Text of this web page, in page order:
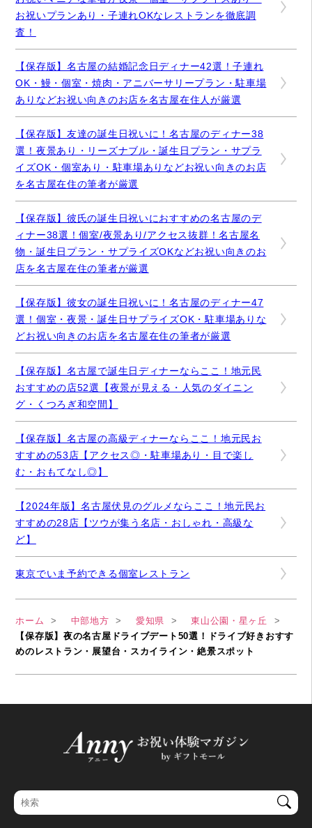
お祝いプランあり・子連れOKなレストランを徹底調
査！
【保存版】名古屋の結婚記念日ディナー42選！子連れ
OK・鰻・個室・焼肉・アニバーサリープラン・駐車場
ありなどお祝い向きのお店を名古屋在住人が厳選
【保存版】友達の誕生日祝いに！名古屋のディナー38
選！夜景あり・リーズナブル・誕生日プラン・サプラ
イズOK・個室あり・駐車場ありなどお祝い向きのお店
を名古屋在住の筆者が厳選
【保存版】彼氏の誕生日祝いにおすすめの名古屋のデ
ィナー38選！個室/夜景あり/アクセス抜群！名古屋名
物・誕生日プラン・サプライズOKなどお祝い向きのお
店を名古屋在住の筆者が厳選
【保存版】彼女の誕生日祝いに！名古屋のディナー47
選！個室・夜景・誕生日サプライズOK・駐車場ありな
どお祝い向きのお店を名古屋在住の筆者が厳選
【保存版】名古屋で誕生日ディナーならここ！地元民
おすすめの店52選【夜景が見える・人気のダイニン
グ・くつろぎ和空間】
【保存版】名古屋の高級ディナーならここ！地元民お
すすめの53店【アクセス◎・駐車場あり・目で楽し
む・おもてなし◎】
【2024年版】名古屋伏見のグルメならここ！地元民お
すすめの28店【ツウが集う名店・おしゃれ・高級な
ど】
東京でいま予約できる個室レストラン
ホーム 中部地方 愛知県
東山公園・星ヶ丘
【保存版】夜の名古屋ドライブデート50選！ドライブ好きおすす
めのレストラン・展望台・スカイライン・絶景スポット